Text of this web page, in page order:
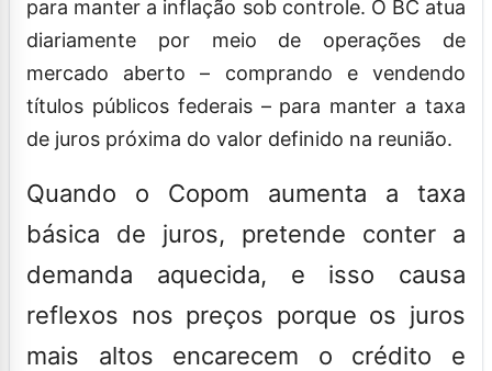
para manter a inflação sob controle. O BC atua
diariamente por meio de operações de
mercado aberto – comprando e vendendo
títulos públicos federais – para manter a taxa
de juros próxima do valor definido na reunião.
Quando o Copom aumenta a taxa
básica de juros, pretende conter a
demanda aquecida, e isso causa
reflexos nos preços porque os juros
mais altos encarecem o crédito e